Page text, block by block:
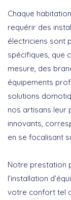
Chaque
requérir des
électriciens sont
spécifiques, que
mesure, des
équipements
solutions
nos artisans leur
innovants ,
en se focalisant
Notre prestation
l’installation
votre confort tel